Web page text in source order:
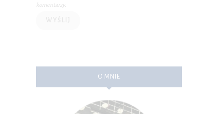
komentarzy.
O MNIE